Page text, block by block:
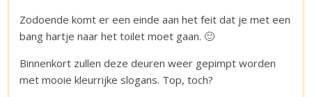
Zodoende komt er een einde aan het feit dat je met een
bang hartje naar het toilet moet gaan. 🙂
Binnenkort zullen deze deuren weer gepimpt worden
met mooie kleurrijke slogans. Top, toch?